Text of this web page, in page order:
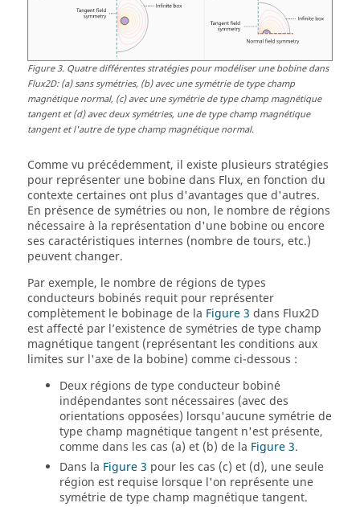
Figure3. Quatre différentes stratégies pour modéliser une bobine dans
Flux2D: (a) sans symétries, (b) avec une symétrie de type champ
magnétique normal, (c) avec une symétrie de type champ magnétique
tangent et (d) avec deux symétries, une de type champ magnétique
tangent et l'autre de type champ magnétique normal.
Comme vu précédemment, il existe plusieurs stratégies
pour représenter une bobine dans Flux, en fonction du
contexte certaines ont plus d'avantages que d'autres.
En présence de symétries ou non, le nombre de régions
nécessaire à la représentation d'une bobine ou encore
ses caractéristiques internes (nombre de tours, etc.)
peuvent changer.
Par exemple, le nombre de régions de types
conducteurs bobinés requit pour représenter
complètement le bobinage de la Figure 3 dans Flux2D
est affecté par l’existence de symétries de type champ
magnétique tangent (représentant les conditions aux
limites sur l'axe de la bobine) comme ci-dessous :
Deux régions de type conducteur bobiné
indépendantes sont nécessaires (avec des
orientations opposées) lorsqu'aucune symétrie de
type champ magnétique tangent n'est présente,
comme dans les cas (a) et (b) de la Figure 3.
Dans la Figure 3 pour les cas (c) et (d), une seule
région est requise lorsque l'on représente une
symétrie de type champ magnétique tangent.